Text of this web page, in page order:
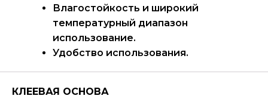
Влагостойкость и широкий
температурный диапазон
использование.
Удобство использования.
КЛЕЕВАЯ ОСНОВА